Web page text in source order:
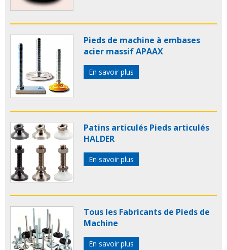
Pieds de machine à embases
acier massif APAAX
En savoir plus
Patins articulés Pieds articulés
HALDER
En savoir plus
Tous les Fabricants de Pieds de
Machine
En savoir plus